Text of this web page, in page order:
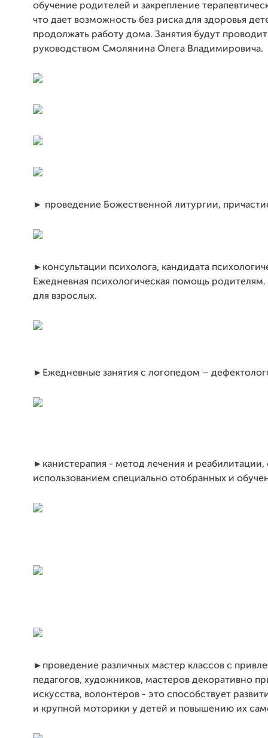
обучение родителей и закрепление
что дает возможность без риска для здоровья
продолжать работу дома. Занятия будут
руководством Смолянина Олега Владимировича.
► проведение Божественной литургии,
►консультации психолога, кандидата
Ежедневная психологическая помощь родителям.
для взрослых.
►Ежедневные занятия с логопедом –
►канистерапия - метод лечения и реабилитации,
использованием специально отобранных и
►проведение различных мастер классов с
педагогов, художников, мастеров декоративно
искусства, волонтеров - это способствует
и крупной моторики у детей и повышению их